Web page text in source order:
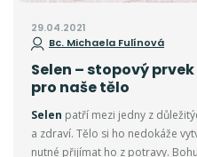
29.04.2021
Bc. Michaela Fulínová
Selen – stopový
pro naše tělo
Selen patří mezi jedny z
a zdraví. Tělo si ho nedokáže
nutné přijímat ho z potravy.